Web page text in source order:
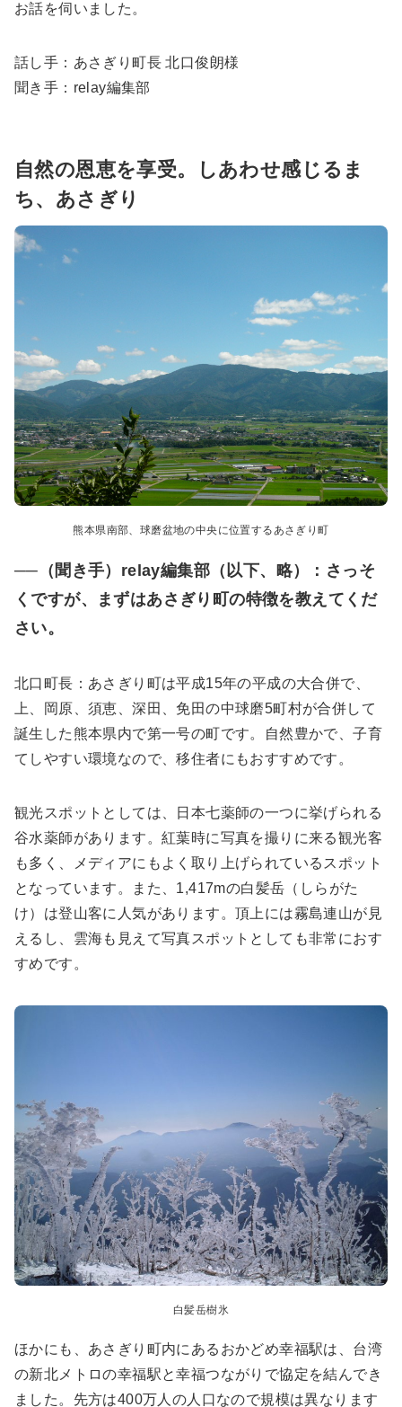
お話を伺いました。
話し手：あさぎり町長 北口俊朗様
聞き手：relay編集部
自然の恩恵を享受。しあわせ感じるま
ち、あさぎり
熊本県南部、球磨盆地の中央に位置するあさぎり町
──（聞き手）relay編集部（以下、略）：さっそ
くですが、まずはあさぎり町の特徴を教えてくだ
さい。
北口町長： あさぎり町は平成15年の平成の大合併で、
上、岡原、須恵、深田、免田の中球磨5町村が合併して
誕生した熊本県内で第一号の町です。
自然豊かで、子育
てしやすい環境なので、移住者にもおすすめです。
観光スポットとしては、日本七薬師の一つに挙げられる
谷水薬師があります。紅葉時に写真を撮りに来る観光客
も多く、メディアにもよく取り上げられているスポット
となっています。また、1,417mの白髪岳（しらがた
け）は登山客に人気があります。頂上には霧島連山が見
えるし、雲海も見えて写真スポットとしても非常におす
すめです。
白髪岳樹氷
ほかにも、あさぎり町内にあるおかどめ幸福駅は、台湾
の新北メトロの幸福駅と幸福つながりで協定を結んでき
ました。先方は400万人の人口なので規模は異なります